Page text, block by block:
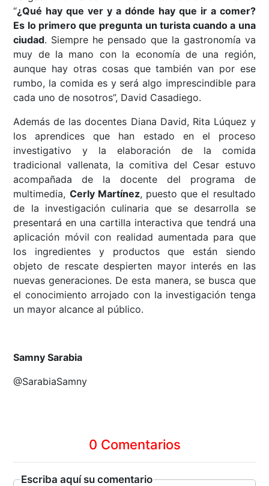
“¿Qué hay que ver y a dónde hay que ir a comer?
Es lo primero que pregunta un turista cuando a una
ciudad. Siempre he pensado que la gastronomía va
muy de la mano con la economía de una región,
aunque hay otras cosas que también van por ese
rumbo, la comida es y será algo imprescindible para
cada uno de nosotros”, David Casadiego.
Además de las docentes Diana David, Rita Lúquez y
los aprendices que han estado en el proceso
investigativo y la elaboración de la comida
tradicional vallenata, la comitiva del Cesar estuvo
acompañada de la docente del programa de
multimedia, Cerly Martínez, puesto que el resultado
de la investigación culinaria que se desarrolla se
presentará en una cartilla interactiva que tendrá una
aplicación móvil con realidad aumentada para que
los ingredientes y productos que están siendo
objeto de rescate despierten mayor interés en las
nuevas generaciones. De esta manera, se busca que
el conocimiento arrojado con la investigación tenga
un mayor alcance al público.
Samny Sarabia
@SarabiaSamny
0 Comentarios
Escriba aquí su comentario